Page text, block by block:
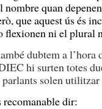
nombre quan
que aquest ús és
flexionen ni el plural
dubtem a l’hora
hi surten totes
solen utilitzar
dir: